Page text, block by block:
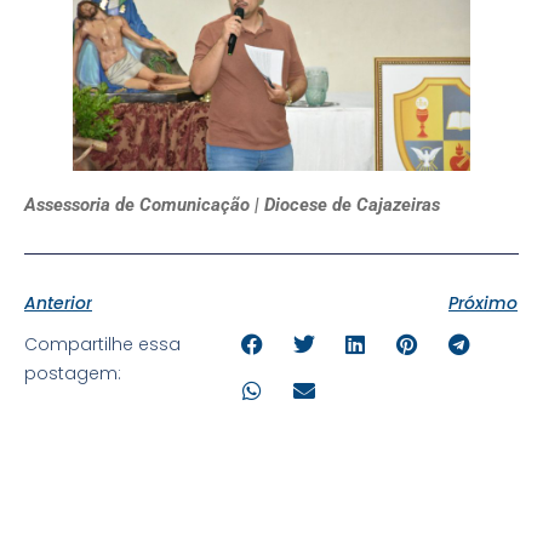
Assessoria de Comunicação | Diocese de Cajazeiras
Anterior
Próximo
Compartilhe essa
postagem: